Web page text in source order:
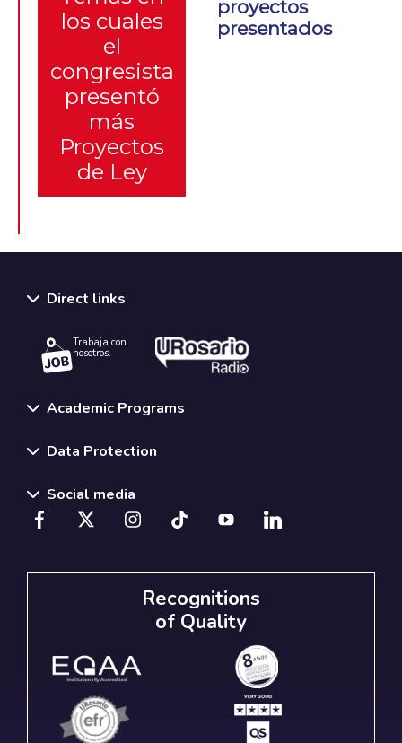
los cuales
el
congresista
presentó
más
Proyectos
de Ley
proyectos
presentados
Direct links
Trabaja con
nosotros.
Academic Programs
Data Protection
Social media
Recognitions
of Quality